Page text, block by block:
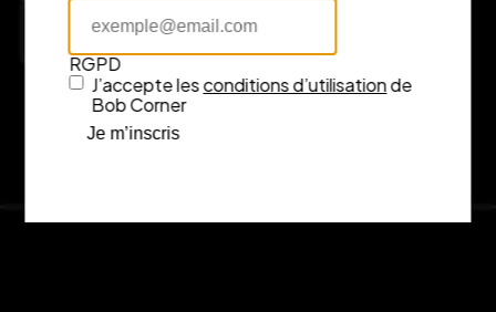
Consulter l’itinéraire sur Google Maps
RGPD
J’accepte lesconditions d’utilisationde
Bob Corner
Je m’inscris